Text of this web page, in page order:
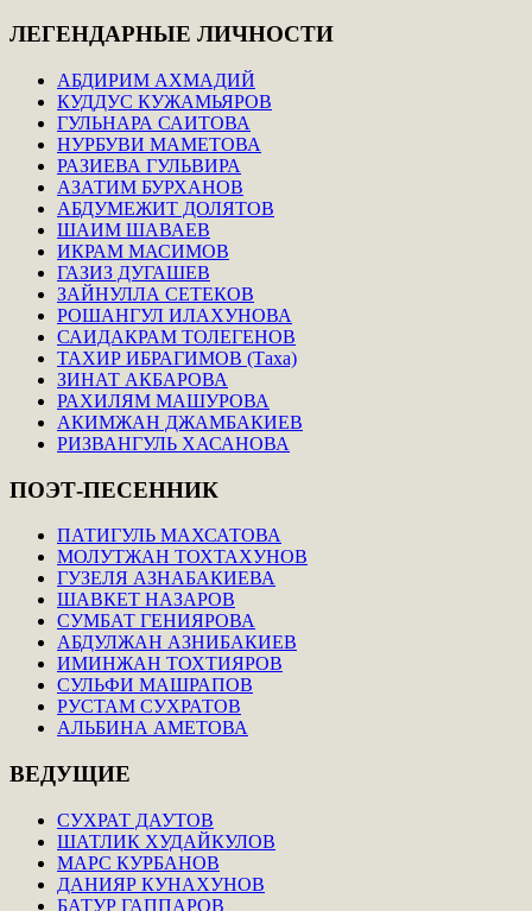
ЛЕГЕНДАРНЫЕ ЛИЧНОСТИ
АБДИРИМ АХМАДИЙ
КУДДУС КУЖАМЬЯРОВ
ГУЛЬНАРА САИТОВА
НУРБУВИ МАМЕТОВА
РАЗИЕВА ГУЛЬВИРА
АЗАТИМ БУРХАНОВ
АБДУМЕЖИТ ДОЛЯТОВ
ШАИМ ШАВАЕВ
ИКРАМ МАСИМОВ
ГАЗИЗ ДУГАШЕВ
ЗАЙНУЛЛА СЕТЕКОВ
РОШАНГУЛ ИЛАХУНОВА
САИДАКРАМ ТОЛЕГЕНОВ
ТАХИР ИБРАГИМОВ (Таха)
ЗИНАТ АКБАРОВА
РАХИЛЯМ МАШУРОВА
АКИМЖАН ДЖАМБАКИЕВ
РИЗВАНГУЛЬ ХАСАНОВА
ПОЭТ-ПЕСЕННИК
ПАТИГУЛЬ МАХСАТОВА
МОЛУТЖАН ТОХТАХУНОВ
ГУЗЕЛЯ АЗНАБАКИЕВА
ШАВКЕТ НАЗАРОВ
СУМБАТ ГЕНИЯРОВА
АБДУЛЖАН АЗНИБАКИЕВ
ИМИНЖАН ТОХТИЯРОВ
СУЛЬФИ МАШРАПОВ
РУСТАМ СУХРАТОВ
АЛЬБИНА АМЕТОВА
ВЕДУЩИЕ
СУХРАТ ДАУТОВ
ШАТЛИК ХУДАЙКУЛОВ
МАРС КУРБАНОВ
ДАНИЯР КУНАХУНОВ
БАТУР ГАППАРОВ